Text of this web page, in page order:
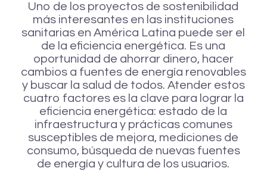
Uno de los proyectos de sostenibilidad
más interesantes en las instituciones
sanitarias en América Latina puede ser el
de la eficiencia energética. Es una
oportunidad de ahorrar dinero, hacer
cambios a fuentes de energía renovables
y buscar la salud de todos. Atender estos
cuatro factores es la clave para lograr la
eficiencia energética: estado de la
infraestructura y prácticas comunes
susceptibles de mejora, mediciones de
consumo, búsqueda de nuevas fuentes
de energía y cultura de los usuarios.